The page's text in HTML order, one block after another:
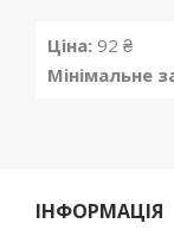
Ціна: 92 ₴
Мінімальне
ІНФОРМАЦІЯ